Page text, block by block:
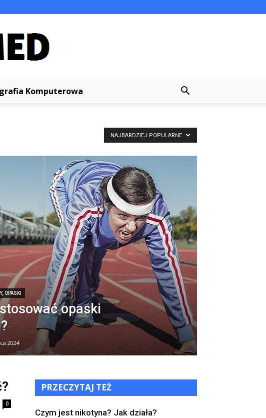
Komputerowa
NAJBARDZIEJ POPULARNE
OPASKI
opaski
2024
0
PRZECZYTAJ TEŻ
Czym jest nikotyna? Jak działa?